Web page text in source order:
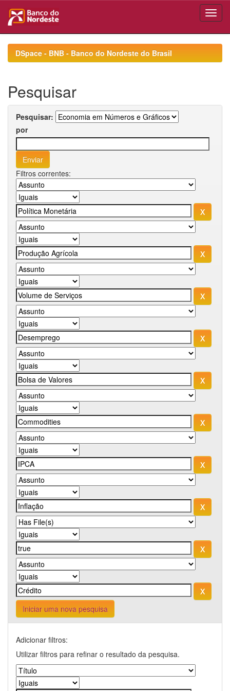
navigationDSpace - BNB - Banco do Nordeste do Brasil
Pesquisar
Pesquisar:
por
Filtros correntes:
Iniciar uma nova pesquisa
Adicionar filtros:
Utilizar filtros para refinar o resultado da pesquisa.